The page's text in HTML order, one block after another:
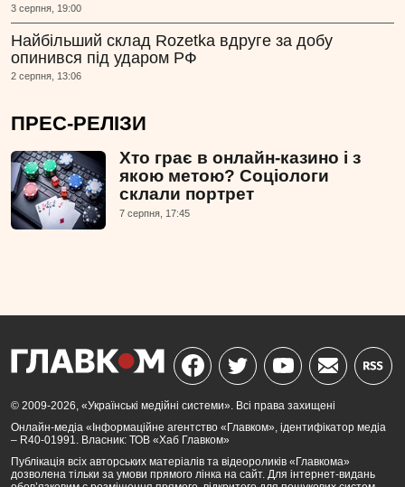
3 серпня, 19:00
Найбільший склад Rozetka вдруге за добу
опинився під ударом РФ
2 серпня, 13:06
ПРЕС-РЕЛІЗИ
Хто грає в онлайн-казино і з
якою метою? Соціологи
склали портрет
7 серпня, 17:45
© 2009-2026, «Українські медійні системи». Всі права захищені
Онлайн-медіа «Інформаційне агентство «Главком», ідентифікатор медіа
– R40-01991. Власник: ТОВ «Хаб Главком»
Публікація всіх авторських матеріалів та відеороликів «Главкома»
дозволена тільки за умови прямого лінка на сайт. Для інтернет-видань